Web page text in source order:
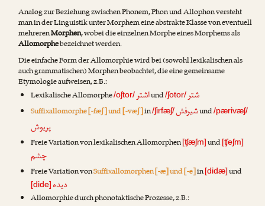
Analog zur Beziehung zwischen Phonem, Phon und Allophon versteht
man in der Linguistik unter Morphem eine abstrakte Klasse von eventuell
mehrerenMorphen, wobei die einzelnen Morphe eines Morphems als
Allomorphebezeichnet werden.
Die einfache Form der Allomorphie wird bei (sowohl lexikalischen als
auch grammatischen) Morphen beobachtet, die eine gemeinsame
Etymologie aufweisen, z.B.:
Lexikalische Allomorphe/oʃtor/اشترund/ʃotor/شتر
Suffixallomorphe [-fæʃ] und [-væʃ]in/ʃirfæʃ/شیرفشund/pærivæʃ/
پریوش
Freie Variation von lexikalischen Allomorphen[ʧæʃm]und [ʧeʃm]
چشم
Freie Variation vonSuffixallomorphen [-æ] und [-e]in[didæ]und
[dide] دیده
Allomorphie durch phonotaktische Prozesse, z.B.: